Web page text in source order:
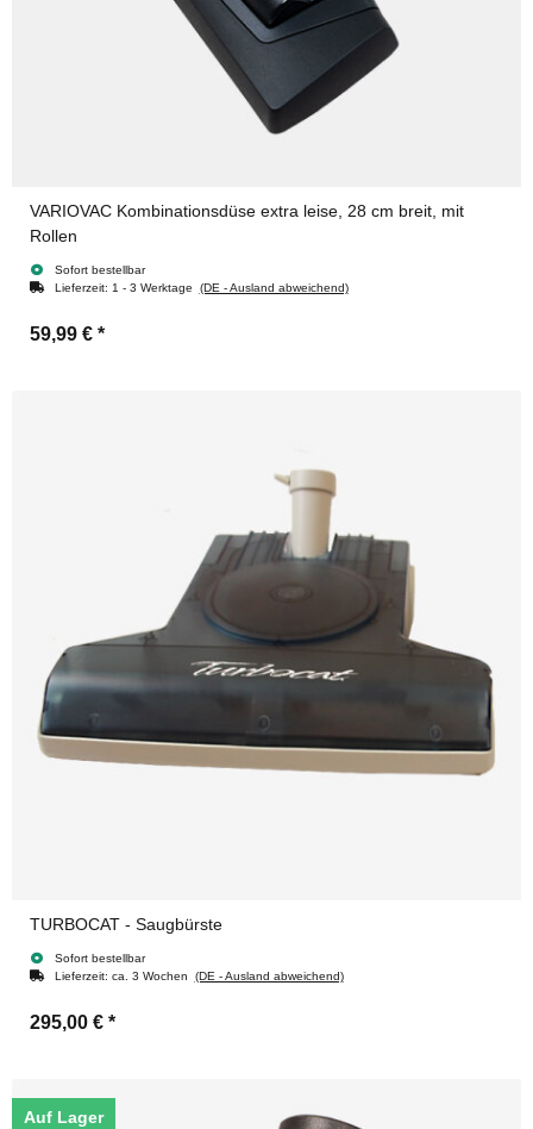
VARIOVAC Kombinationsdüse extra leise, 28 cm breit, mit
Rollen
Sofort bestellbar
Lieferzeit: 1 - 3 Werktage (DE - Ausland abweichend)
59,99 € *
TURBOCAT - Saugbürste
Sofort bestellbar
Lieferzeit: ca. 3 Wochen (DE - Ausland abweichend)
295,00 € *
Auf Lager